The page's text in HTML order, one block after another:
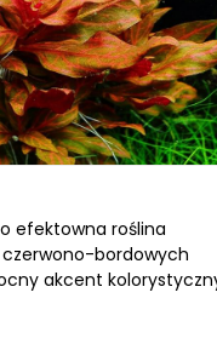
efektowna roślina
bordowych
akcent